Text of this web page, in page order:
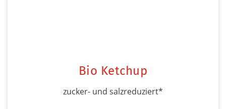
Bio Ketchup
zucker- und salzreduziert*